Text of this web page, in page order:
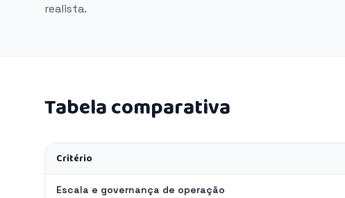
realista.
Tabela comparativa
Critério
Escala e governança de operação